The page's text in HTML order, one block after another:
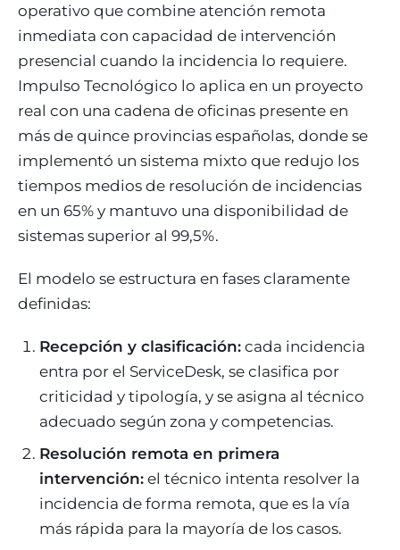
operativo que combine atención remota
inmediata con capacidad de intervención
presencial cuando la incidencia lo requiere.
Impulso Tecnológico lo aplica en un proyecto
real con una cadena de oficinas presente en
más de quince provincias españolas, donde se
implementó un sistema mixto que redujo los
tiempos medios de resolución de incidencias
en un 65% y mantuvo una disponibilidad de
sistemas superior al 99,5%.
El modelo se estructura en fases claramente
definidas:
Recepción y clasificación: cada incidencia
entra por el ServiceDesk, se clasifica por
criticidad y tipología, y se asigna al técnico
adecuado según zona y competencias.
Resolución remota en primera
intervención: el técnico intenta resolver la
incidencia de forma remota, que es la vía
más rápida para la mayoría de los casos.